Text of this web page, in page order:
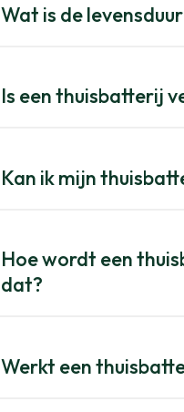
Wat is de
Is een thuisbatterij
Kan ik mijn
Hoe wordt een
dat?
Werkt een